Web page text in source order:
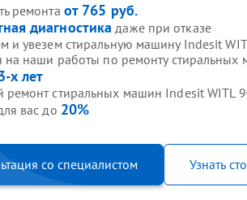
ремонта от 765 руб.
диагностика даже при отказе
и увезем стиральную машину Indesit
на наши работы по ремонту
х лет
ремонт стиральных машин Indesit WITL
вас до 20%
со специалистом Узнать